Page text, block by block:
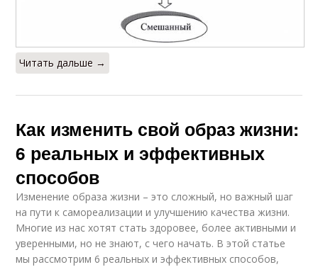
Читать дальше →
Как изменить свой образ жизни:
6 реальных и эффективных
способов
Изменение образа жизни – это сложный, но важный шаг
на пути к самореализации и улучшению качества жизни.
Многие из нас хотят стать здоровее, более активными и
уверенными, но не знают, с чего начать. В этой статье
мы рассмотрим 6 реальных и эффективных способов,